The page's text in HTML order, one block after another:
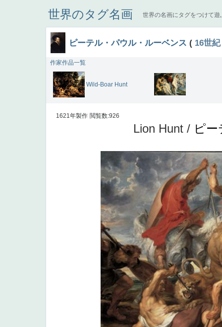
世界のタグ名画 世界の名画にタグをつけて遊
ピーテル・パウル・ルーベンス ( 16世紀
作家作品一覧
Wild-Boar Hunt
1621年製作 閲覧数:926
Lion Hunt / ピ